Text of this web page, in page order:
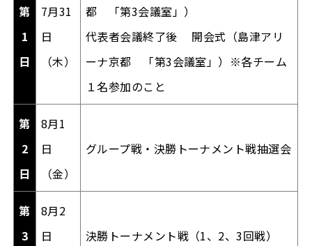
第
1
日
7月31
日
（木）
都 「第3会議室」）
代表者会議終了後 開会式（島津アリ
ーナ京都 「第3会議室」）※各チーム
１名参加のこと
第
2
日
8月1
日
（金）
グループ戦・決勝トーナメント戦抽選会
第
3
8月2
日
決勝トーナメント戦（1、2、3回戦）